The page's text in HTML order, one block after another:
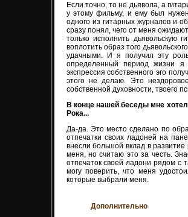
Если точно, то не дьявола, а
у этому фильму, и ему был
одного из гитарных журналов и
сразу понял, чего от меня
только исполнить дьявольскую
воплотить образ того
удачными. И я получил эту
определенный период жизни я
экспрессия собственного эго
этого не делаю. Это
собственной духовности, твоего
В конце нашей беседы мне
Рока...
Да-да. Это место сделано по
отпечатки своих ладоней на
внесли большой вклад в
меня, но считаю это за честь.
отпечаток своей ладони рядом с
могу поверить, что меня
которые выбрали меня.
Дополнительно